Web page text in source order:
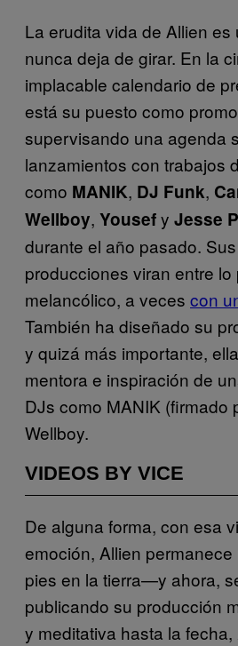
La erudita vida de Allien es
nunca deja de girar. En la
implacable calendario de
está su puesto como
supervisando una agenda
lanzamientos con trabajos
como MANIK, DJ Funk,
Wellboy, Yousefy Jesse
durante el año pasado.
producciones viran entre lo
melancólico, a veces con
También ha diseñado su
y quizá más importante,
mentora e inspiración de
DJs como MANIK (firmado
Wellboy.
VIDEOS BY VICE
De alguna forma, con esa
emoción, Allien
pies en la tierra—y ahora,
publicando su producción
y meditativa hasta la fecha,